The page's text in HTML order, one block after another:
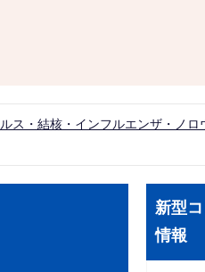
ス・結核・インフルエンザ・ノロ
サ
ブ
ナ
新型
情報